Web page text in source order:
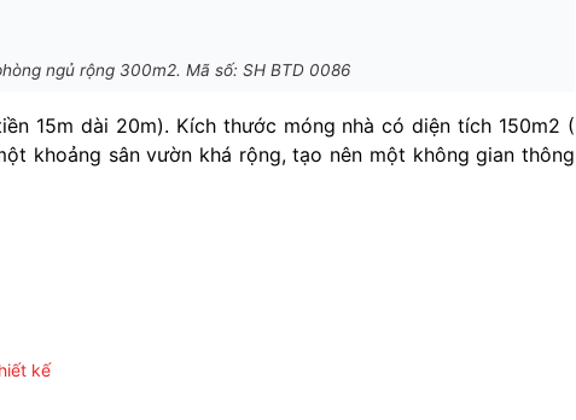
ngủ rộng 300m2. Mã số: SH BTD 0086
15m dài 20m). Kích thước móng nhà có diện tích 150m2 (
khoảng sân vườn khá rộng, tạo nên một không gian thông
kế